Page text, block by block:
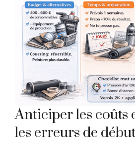
Anticiper les coûts
les erreurs de